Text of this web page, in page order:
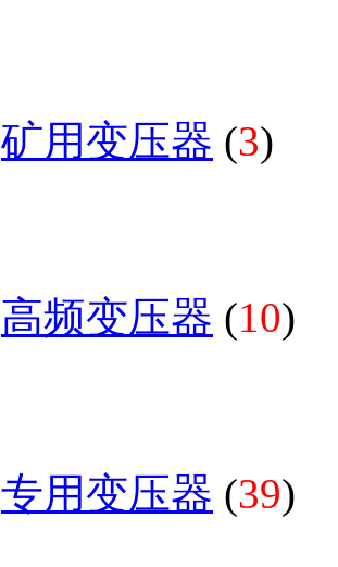
矿用变压器 (3)
高频变压器 (10)
专用变压器 (39)